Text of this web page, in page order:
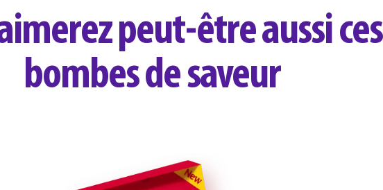
peut-être aussi ces
bombes de saveur